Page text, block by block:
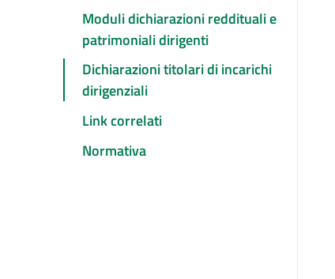
Moduli dichiarazioni reddituali e
patrimoniali dirigenti
Dichiarazioni titolari di incarichi
dirigenziali
Link correlati
Normativa